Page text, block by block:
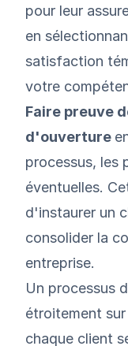
pour leur
en
satisfaction
votre
Faire preuve
d'ouverture
processus, les
éventuelles.
d'instaurer un
consolider la
entreprise.
Un processus
étroitement
chaque client